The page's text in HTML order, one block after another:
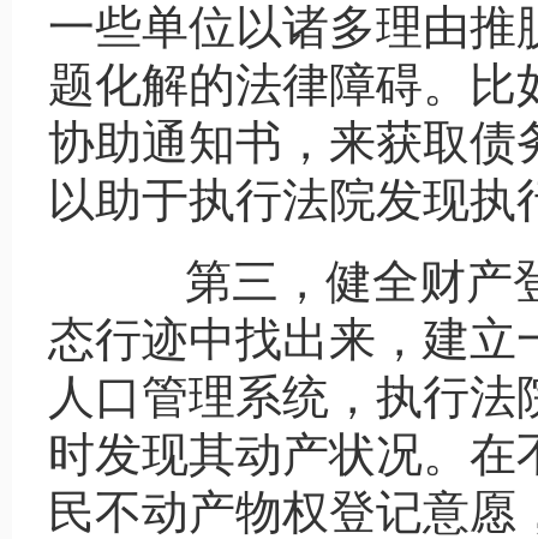
一些单位以诸多理由推
题化解的法律障碍。
协助通知书，来获取债
以助于执行法院发现执
第三，健全财产登
态行迹中找出来，建
人口管理系统，执行
时发现其动产状况。
民不动产物权登记意